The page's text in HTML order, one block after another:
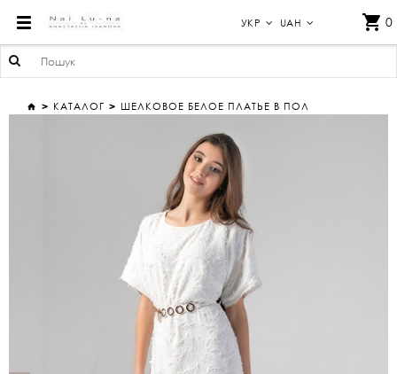
УКР UAH 0
КАТАЛОГ ШЕЛКОВОЕ БЕЛОЕ ПЛАТЬЕ В ПОЛ
ШЕЛКОВОЕ БЕЛОЕ ПЛАТЬЕ В ПОЛ